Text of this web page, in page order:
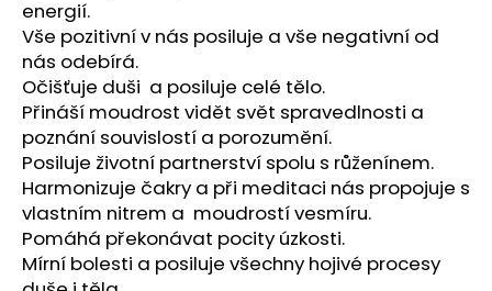
energií.
Vše pozitivní v nás posiluje a vše negativní od
nás odebírá.
Očišťuje duši a posiluje celé tělo.
Přináší moudrost vidět svět spravedlnosti a
poznání souvislostí a porozumění.
Posiluje životní partnerství spolu s růženínem.
Harmonizuje čakry a při meditaci nás propojuje s
vlastním nitrem a moudrostí vesmíru.
Pomáhá překonávat pocity úzkosti.
Mírní bolesti a posiluje všechny hojivé procesy
D
o
p
o
r
u
č
u
j